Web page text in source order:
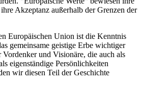
Akzeptanz außerhalb der Grenzen der
Europäischen Union ist die Kenntnis
gemeinsame geistige Erbe wichtiger
und Visionäre, die auch als
eigenständige Persönlichkeiten
wir diesen Teil der Geschichte